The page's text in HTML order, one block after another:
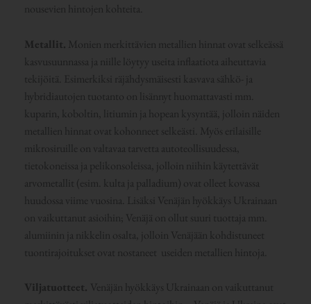
nousevien hintojen kohteita.
Metallit. Monien merkittävien metallien hinnat ovat selkeässä
kasvusuunnassa ja niille löytyy useita inflaatiota aiheuttavia
tekijöitä. Esimerkiksi räjähdysmäisesti kasvava sähkö- ja
hybridiautojen tuotanto on lisännyt huomattavasti mm.
kuparin, koboltin, litiumin ja hopean kysyntää, jolloin näiden
metallien hinnat ovat kohonneet selkeästi. Myös erilaisille
mikrosiruille on valtavaa tarvetta autoteollisuudessa,
tietokoneissa ja pelikonsoleissa, jolloin niihin käytettävät
arvometallit (esim. kulta ja palladium) ovat olleet kovassa
huudossa viime vuosina. Lisäksi Venäjän hyökkäys Ukrainaan
on vaikuttanut asioihin; Venäjä on ollut suuri tuottaja mm.
alumiinin ja nikkelin osalta, jolloin Venäjään kohdistuneet
tuontirajoitukset ovat nostaneet useiden metallien hintoja.
Viljatuotteet. Venäjän hyökkäys Ukrainaan on vaikuttanut